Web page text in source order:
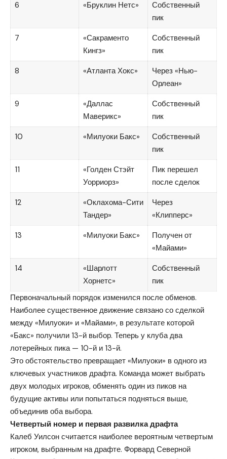
6 «Бруклин Нетс»
Собственный
пик
7
«Сакраменто
Кингз»
Собственный
пик
8
«Атланта Хокс»
Через «Нью-
Орлеан»
9
«Даллас
Маверикс»
Собственный
пик
10
«Милуоки Бакс»
Собственный
пик
11
«Голден Стэйт
Уорриорз»
Пик перешел
после сделок
12
«Оклахома-Сити
Тандер»
Через
«Клипперс»
13
«Милуоки Бакс»
Получен от
«Майами»
14
«Шарлотт
Хорнетс»
Собственный
пик
Первоначальный порядок изменился после обменов.
Наиболее существенное движение связано со сделкой
между «Милуоки» и «Майами», в результате которой
«Бакс» получили 13-й выбор. Теперь у клуба два
лотерейных пика — 10-й и 13-й.
Это обстоятельство превращает «Милуоки» в одного из
ключевых участников драфта. Команда может выбрать
двух молодых игроков, обменять один из пиков на
будущие активы или попытаться подняться выше,
объединив оба выбора.
Четвертый номер и первая развилка драфта
Калеб Уилсон считается наиболее вероятным четвертым
игроком, выбранным на драфте. Форвард Северной